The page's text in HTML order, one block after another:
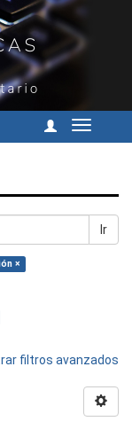
Cambiar
Ir
×
filtros avanzados